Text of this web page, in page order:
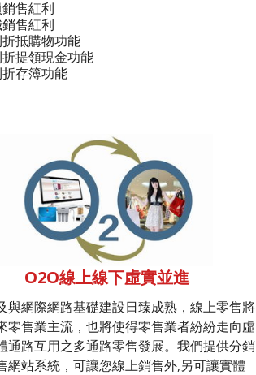
售紅利
售紅利
抵購物功能
提領現金功能
存簿功能
O2O線上線下虛實並進
與網際網路基礎建設日臻成熟，線上零售將
零售業主流，也將使得零售業者紛紛走向虛
通路互用之多通路零售發展。我們提供分銷
網站系統，可讓您線上銷售外,另可讓實體